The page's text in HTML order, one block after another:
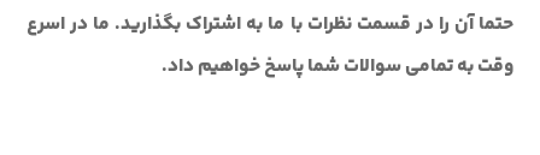
حتما آن را در قسمت نظرات با ما به اشتراک بگذارید. ما در اسرع
وقت به تمامی سوالات شما پاسخ خواهیم داد.